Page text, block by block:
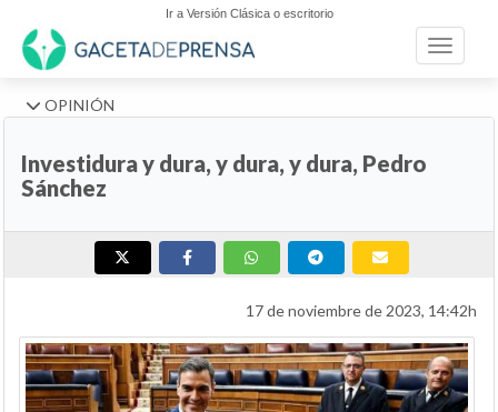
Ir a Versión Clásica o escritorio
Toggle
OPINIÓN
Investidura y dura, y dura, y dura, Pedro
Sánchez
17 de noviembre de 2023, 14:42h